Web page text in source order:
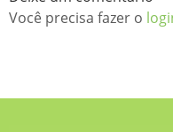
Você precisa fazer o